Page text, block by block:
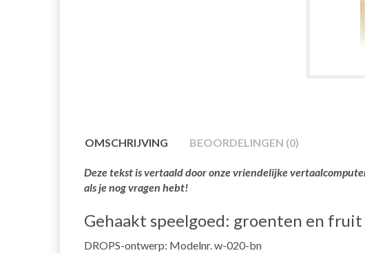
OMSCHRIJVING BEOORDELINGEN (0)
Deze tekst is vertaald door onze vriendelijke
als je nog vragen hebt!
Gehaakt speelgoed: groenten en
DROPS-ontwerp: Modelnr. w-020-bn